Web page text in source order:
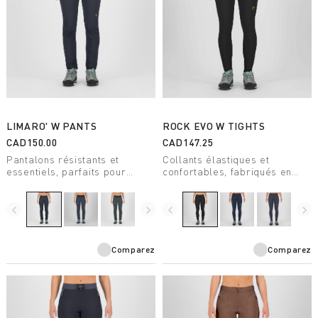
LIMARO' W PANTS
CAD150.00
Pantalons résistants et
essentiels, parfaits pour
adaptés pour la randonnée.
Grâce au traitement DWR, ils
garantissent confort et
navigate_before navigate_next
Comparez
ROCK EVO W TIGHTS
CAD147.25
Collants élastiques et
confortables, fabriqués en
navigate_before navigate_next
Comparez